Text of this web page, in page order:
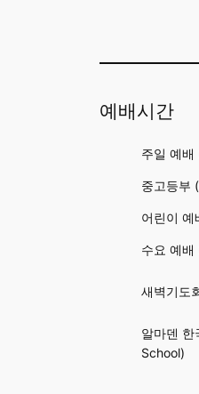
예배시간
주일 예
중고등부
어린이
수요 예
새벽기도
알마덴
School)